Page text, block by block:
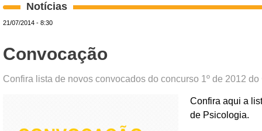
Notícias
21/07/2014 - 8:30
Convocação
Confira lista de novos convocados do concurso 1º de 2012
Confira aqui a
de Psicologia.